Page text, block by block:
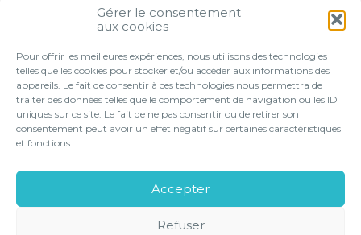
Gérer le consentement
aux cookies
Pour offrir les meilleures expériences, nous utilisons des technologies
telles que les cookies pour stocker et/ou accéder aux informations des
appareils. Le fait de consentir à ces technologies nous permettra de
traiter des données telles que le comportement de navigation ou les ID
uniques sur ce site. Le fait de ne pas consentir ou de retirer son
consentement peut avoir un effet négatif sur certaines caractéristiques
et fonctions.
Accepter
Refuser
Transport fluvial de marchandises : une aide
financière bienvenue
comptent-elles ?
Footer
NOS SOLUTIONS EN LIGNE
LE CABINET
CONTACT